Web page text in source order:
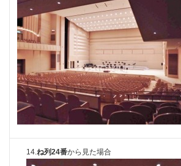
14.ね列24番から見た場合